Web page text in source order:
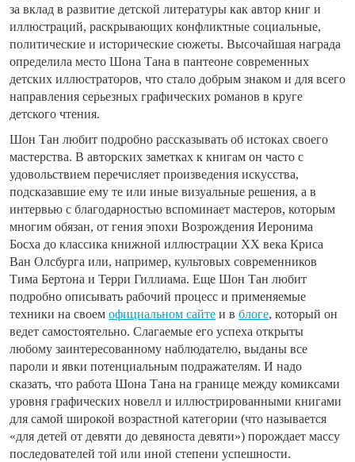
за вклад в развитие детской литературы как автор книг и
иллюстраций, раскрывающих конфликтные социальные,
политические и исторические сюжеты. Высочайшая награда
определила место Шона Тана в пантеоне современных
детских иллюстраторов, что стало добрым знаком и для всего
направления серьезных графических романов в круге
детского чтения.
Шон Тан любит подробно рассказывать об истоках своего
мастерства. В авторских заметках к книгам он часто с
удовольствием перечисляет произведения искусства,
подсказавшие ему те или иные визуальные решения, а в
интервью с благодарностью вспоминает мастеров, которым
многим обязан, от гения эпохи Возрождения Иеронима
Босха до классика книжной иллюстрации ХХ века Криса
Ван Олсбурга или, например, культовых современников
Тима Бертона и Терри Гиллиама. Еще Шон Тан любит
подробно описывать рабочий процесс и применяемые
техники на своем официальном сайте и в блоге, который он
ведет самостоятельно. Слагаемые его успеха открыты
любому заинтересованному наблюдателю, выданы все
пароли и явки потенциальным подражателям. И надо
сказать, что работа Шона Тана на границе между комиксами
уровня графических новелл и иллюстрированными книгами
для самой широкой возрастной категории (что называется
«для детей от девяти до девяноста девяти») порождает массу
последователей той или иной степени успешности.